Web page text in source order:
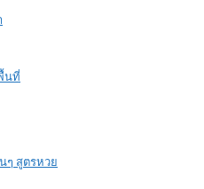
นที่
ๆ สูตรหวย